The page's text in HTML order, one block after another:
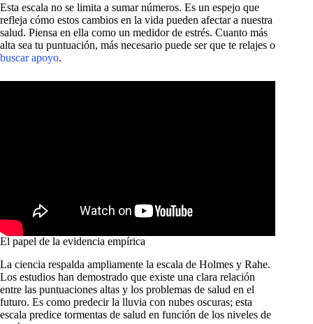
Esta escala no se limita a sumar números. Es un espejo que
refleja cómo estos cambios en la vida pueden afectar a nuestra
salud. Piensa en ella como un medidor de estrés. Cuanto más
alta sea tu puntuación, más necesario puede ser que te relajes o
buscar apoyo.
El papel de la evidencia empírica
La ciencia respalda ampliamente la escala de Holmes y Rahe.
Los estudios han demostrado que existe una clara relación
entre las puntuaciones altas y los problemas de salud en el
futuro. Es como predecir la lluvia con nubes oscuras; esta
escala predice tormentas de salud en función de los niveles de